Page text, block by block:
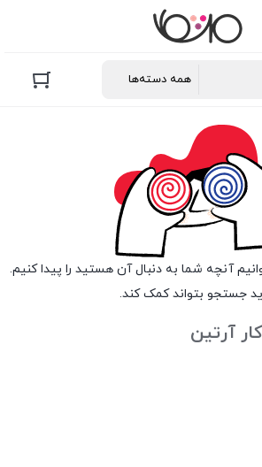
آنچه شما به دنبال آن هستید را پیدا کنیم.
جستجو بتواند کمک کند.
آرتین